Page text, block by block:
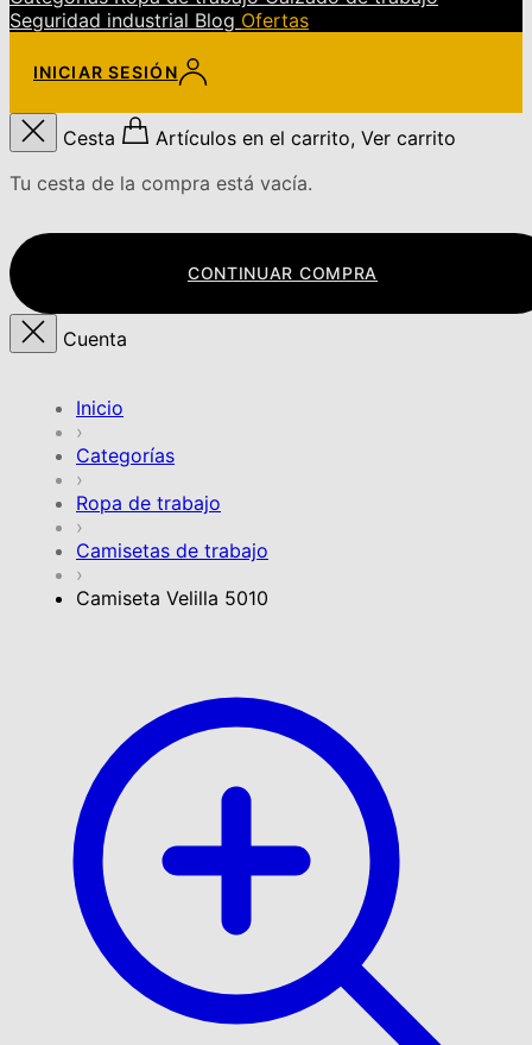
Seguridad industrial Blog Ofertas
INICIAR SESIÓN
Cesta
Artículos en el carrito, Ver carrito
Tu cesta de la compra está vacía.
CONTINUAR COMPRA
Cuenta
Inicio
›
Categorías
›
Ropa de trabajo
›
Camisetas de trabajo
›
Camiseta Velilla 5010